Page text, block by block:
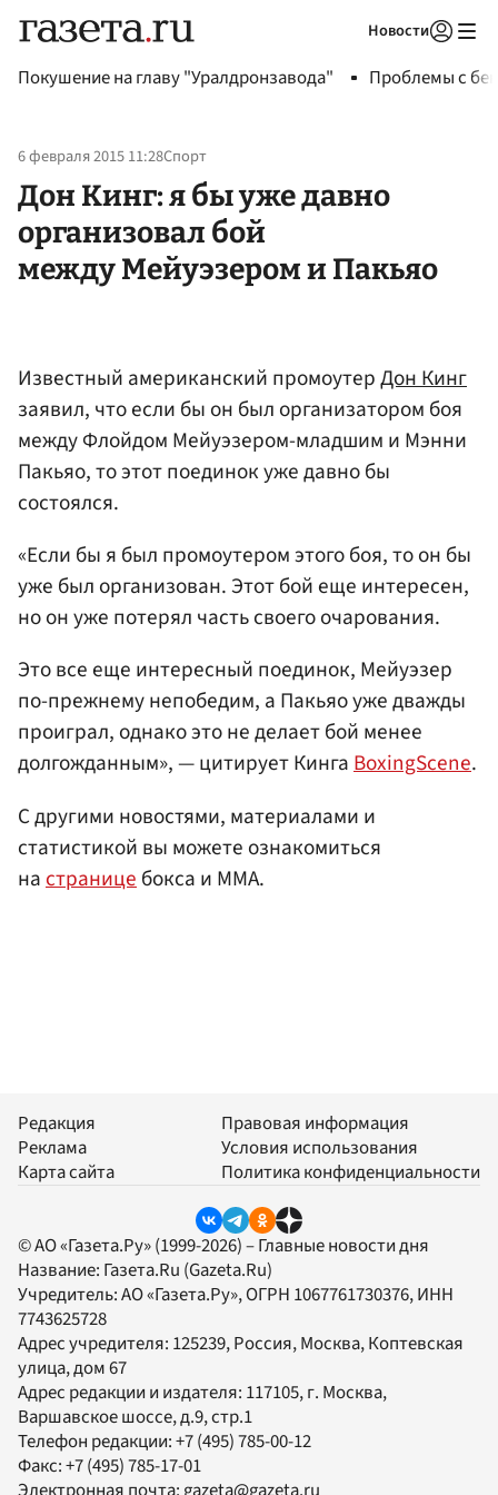
Новости
Покушение на главу "Уралдронзавода" Проблемы с
6 февраля 2015 11:28Спорт
Дон Кинг: я бы уже давно
организовал бой
между Мейуэзером и Пакьяо
Известный американский промоутерДон Кинг
заявил, что если бы он был организатором боя
между Флойдом Мейуэзером-младшим и Мэнни
Пакьяо, то этот поединок уже давно бы
состоялся.
«Если бы я был промоутером этого боя, то он бы
уже был организован. Этот бой еще интересен,
но он уже потерял часть своего очарования.
Это все еще интересный поединок, Мейуэзер
по-прежнему непобедим, а Пакьяо уже дважды
проиграл, однако это не делает бой менее
долгожданным», — цитирует КингаBoxingScene.
С другими новостями, материалами и
статистикой вы можете ознакомиться
на странице бокса и ММА.
Редакция
Реклама
Карта сайта
Правовая информация
Условия использования
Политика конфиденциальности
© АО «Газета.Ру» (1999-2026) – Главные новости дня
Название: Газета.Ru (Gazeta.Ru)
Учредитель:АО «Газета.Ру», ОГРН 1067761730376, ИНН
7743625728
Адрес учредителя: 125239, Россия, Москва, Коптевская
улица, дом 67
Адрес редакции и издателя: 117105, г. Москва,
Варшавское шоссе, д.9, стр.1
Телефон редакции:+7 (495) 785-00-12
Факс:+7 (495) 785-17-01